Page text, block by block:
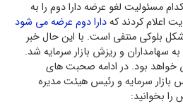
مسئولیت لغو عرضه دارا دوم را به
اعلام کردند کهدارا دوم عرضه می شود
بلوکی منتفی است. با این حال خبر
سهامداران و ریزش بازار سرمایه شد.
بود. در ادامه صحبت های
بازار سرمایه و رئیس هیئت مدیره
بخوانید: